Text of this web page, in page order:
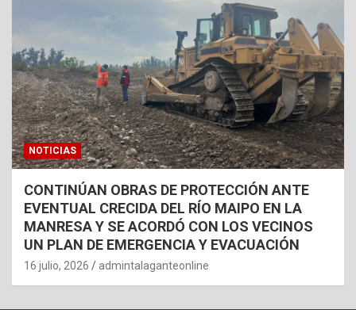
NOTICIAS
CONTINÚAN OBRAS DE PROTECCIÓN ANTE
EVENTUAL CRECIDA DEL RÍO MAIPO EN LA
MANRESA Y SE ACORDÓ CON LOS VECINOS
UN PLAN DE EMERGENCIA Y EVACUACIÓN
16 julio, 2026 admintalaganteonline